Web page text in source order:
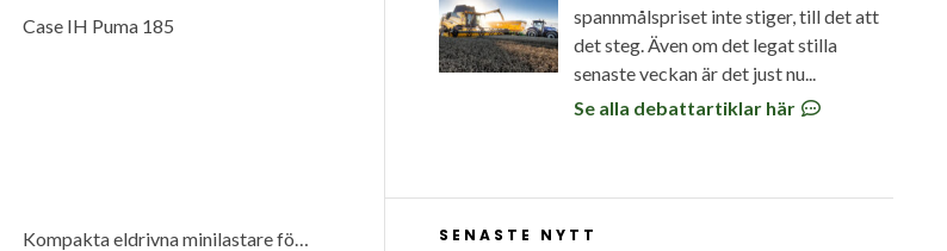
Case IH Puma 185
Kompakta eldrivna minilastare för många miljöer
spannmålspriset inte stiger, till det att
det steg. Även om det legat stilla
senaste veckan är det just nu...
Se alla debattartiklar här
SENASTE NYTT